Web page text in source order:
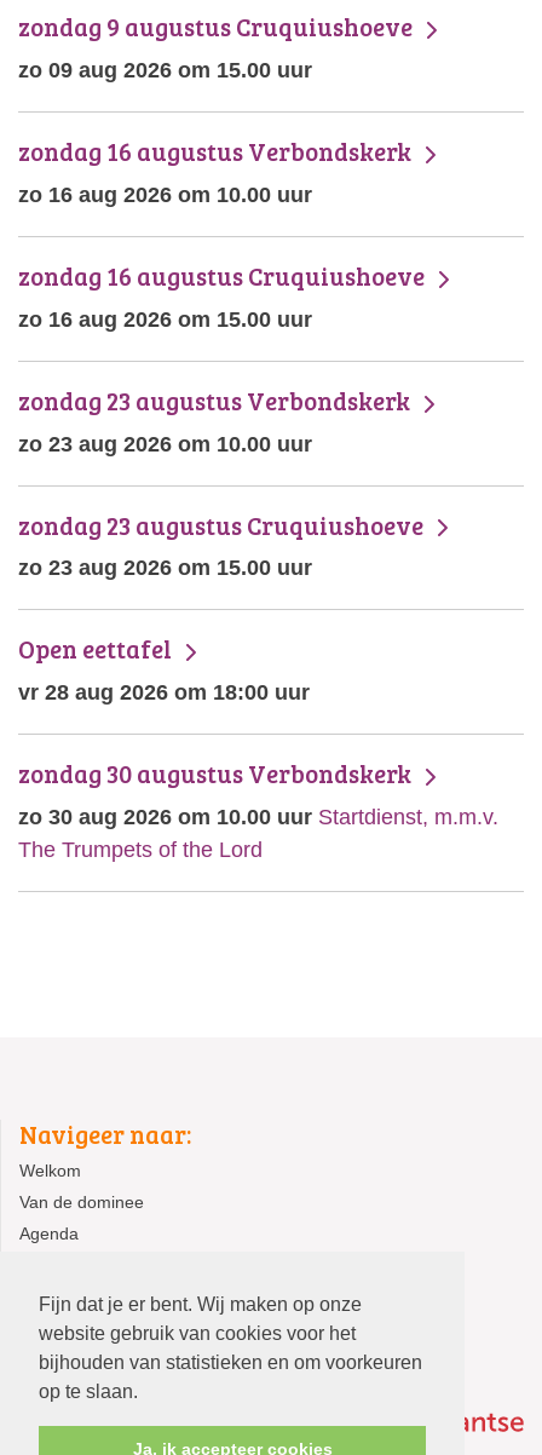
Fijn dat je er bent. Wij maken op onze
website gebruik van cookies voor het
bijhouden van statistieken en om voorkeuren
op te slaan.
Ja, ik accepteer cookies
zondag 9 augustus Cruquiushoeve
zo 09 aug 2026 om 15.00 uur
zondag 16 augustus Verbondskerk
zo 16 aug 2026 om 10.00 uur
zondag 16 augustus Cruquiushoeve
zo 16 aug 2026 om 15.00 uur
zondag 23 augustus Verbondskerk
zo 23 aug 2026 om 10.00 uur
zondag 23 augustus Cruquiushoeve
zo 23 aug 2026 om 15.00 uur
Open eettafel
vr 28 aug 2026 om 18:00 uur
zondag 30 augustus Verbondskerk
zo 30 aug 2026 om 10.00 uur Startdienst, m.m.v.
The Trumpets of the Lord
Navigeer naar:
Welkom
Van de dominee
Agenda